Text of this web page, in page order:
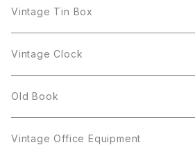
Giovanni
GOLD CROWN
Kramer
JJ
Giovanni
GOLD CROWN
JJ
Kramer
STAR
Trifari
Plate
Figgjo
BILTONS
Spoon
Silver
arcoroc
arcopal
Milk Pot
Spoon
cup
Vintage Tin Box
Vintage Clock
Old Book
Vintage Office Equipment